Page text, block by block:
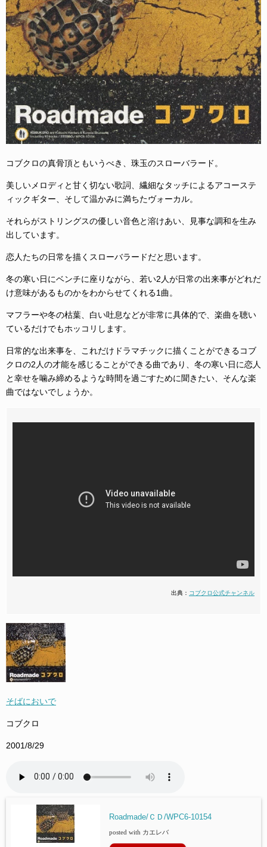
コブクロの真骨頂ともいうべき、珠玉のスローバラード。
美しいメロディと甘く切ない歌詞、繊細なタッチによるアコーステ
ィックギター、そして温かみに満ちたヴォーカル。
それらがストリングスの優しい音色と溶けあい、見事な調和を生み
出しています。
恋人たちの日常を描くスローバラードだと思います。
冬の寒い日にベンチに座りながら、若い2人が日常の出来事がどれだ
け意味があるものかをわからせてくれる1曲。
マフラーや冬の枯葉、白い吐息などが非常に具体的で、楽曲を聴い
ているだけでもホッコリします。
日常的な出来事を、これだけドラマチックに描くことができるコブ
クロの2人の才能を感じることができる曲であり、冬の寒い日に恋人
と幸せを噛み締めるような時間を過ごすために聞きたい、そんな楽
曲ではないでしょうか。
出典： コブクロ公式チャンネル
そばにおいで
コブクロ
2001/8/29
Roadmade/ＣＤ/WPC6-10154
posted with カエレバ